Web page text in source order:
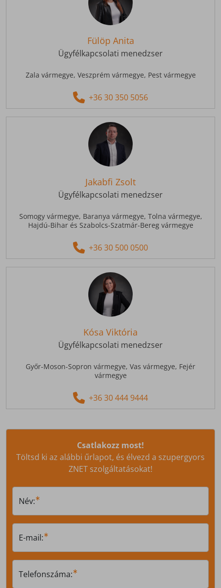
Fülöp Anita
Ügyfélkapcsolati menedzser
Zala vármegye, Veszprém vármegye, Pest vármegye
+36 30 350 5056
Jakabfi Zsolt
Ügyfélkapcsolati menedzser
Somogy vármegye, Baranya vármegye, Tolna vármegye,
Hajdú-Bihar és Szabolcs-Szatmár-Bereg vármegye
+36 30 500 0500
Kósa Viktória
Ügyfélkapcsolati menedzser
Győr-Moson-Sopron vármegye, Vas vármegye, Fejér
vármegye
+36 30 444 9444
Csatlakozz most!
Töltsd ki az alábbi űrlapot, és élvezd a szupergyors
ZNET szolgáltatásokat!
Név:
E-mail:
Telefonszáma: